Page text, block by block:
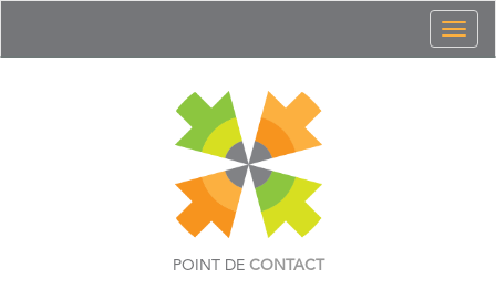
POINT DE CONTACT